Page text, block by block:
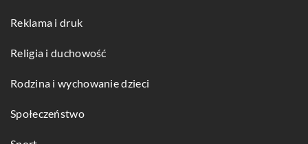
Reklama i druk
Religia i duchowość
Rodzina i wychowanie dzieci
Społeczeństwo